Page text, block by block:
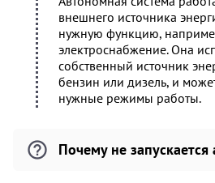
внешнего источника
нужную функцию,
электроснабжение. Она
собственный источник
бензин или дизель, и
нужные режимы работы.
Почему не запускается